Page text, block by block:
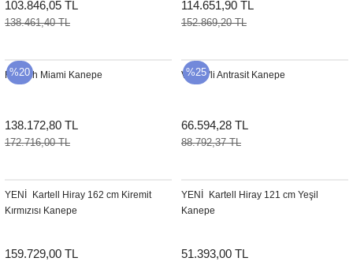
103.846,05 TL
138.461,40 TL
114.651,90 TL
152.869,20 TL
%20
Rausch Miami Kanepe
138.172,80 TL
172.716,00 TL
%25
Vera 2'li Antrasit Kanepe
66.594,28 TL
88.792,37 TL
YENI
Kartell Hiray 162 cm Kiremit
Kırmızısı Kanepe
159.729,00 TL
YENI
Kartell Hiray 121 cm Yeşil
Kanepe
51.393,00 TL